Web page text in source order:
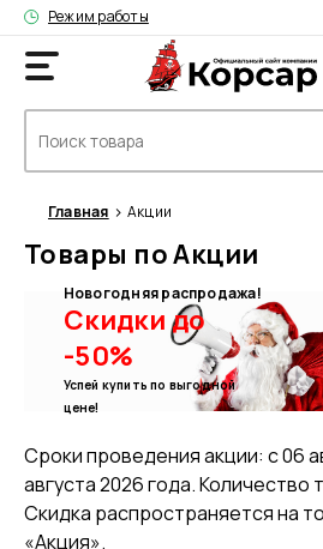
Режим работы
Главная Акции
Товары по Акции
Новогодняя распродажа!
Скидкидо
-50%
Успей купить по выгодной
цене!
Сроки проведения акции: с 06
августа 2026 года. Количество
Скидка распространяется на
«Акция».